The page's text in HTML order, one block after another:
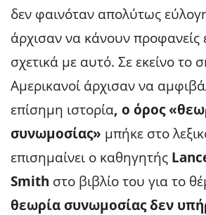
δεν φαινόταν απολύτως
άρχισαν να κάνουν προφανείς
σχετικά με αυτό. Σε εκείνο το
Αμερικανοί άρχισαν να
επίσημη ιστορία, ο όρος
συνωμοσίας» μπήκε στο
επισημαίνει ο καθηγητής
Smith στο βιβλίο του για το
θεωρία συνωμοσίας δεν